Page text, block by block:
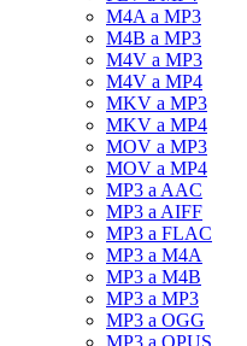
M4A a MP3
M4B a MP3
M4V a MP3
M4V a MP4
MKV a MP3
MKV a MP4
MOV a MP3
MOV a MP4
MP3 a AAC
MP3 a AIFF
MP3 a FLAC
MP3 a M4A
MP3 a M4B
MP3 a MP3
MP3 a OGG
MP3 a OPUS